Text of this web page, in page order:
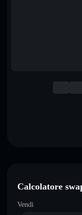
Calcolatore
Vendi